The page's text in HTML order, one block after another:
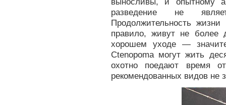
разведение не
Продолжительность
правило, живут не более
хорошем уходе —
Ctenopoma могут жить
охотно поедают время
рекомендованных видов не